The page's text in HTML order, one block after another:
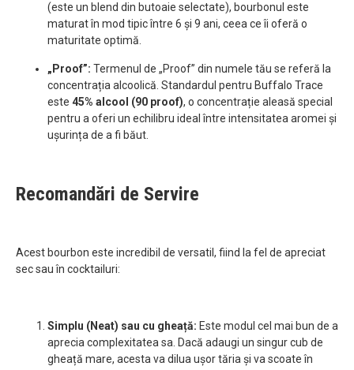
(este un blend din butoaie selectate), bourbonul este
maturat în mod tipic între 6 și 9 ani, ceea ce îi oferă o
maturitate optimă.
„Proof”: Termenul de „Proof” din numele tău se referă la
concentrația alcoolică. Standardul pentru Buffalo Trace
este 45% alcool (90 proof), o concentrație aleasă special
pentru a oferi un echilibru ideal între intensitatea aromei și
ușurința de a fi băut.
Recomandări de Servire
Acest bourbon este incredibil de versatil, fiind la fel de apreciat
sec sau în cocktailuri:
Simplu (Neat) sau cu gheață: Este modul cel mai bun de a
aprecia complexitatea sa. Dacă adaugi un singur cub de
gheață mare, acesta va dilua ușor tăria și va scoate în